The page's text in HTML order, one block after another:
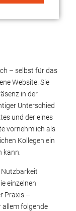
– selbst für das
Website. Sie
in der
Unterschied
und der eines
vornehmlich als
Kollegen ein
kann.
Nutzbarkeit
einzelnen
Praxis –
allem folgende